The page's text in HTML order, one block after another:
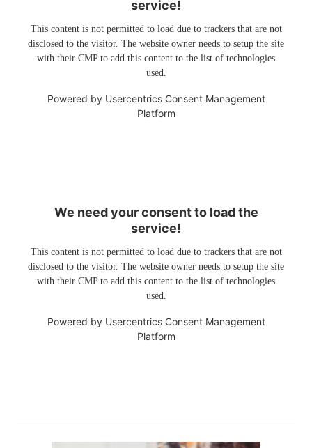
service!
This content is not permitted to load due to trackers that are not
disclosed to the visitor. The website owner needs to setup the site
with their CMP to add this content to the list of technologies
used.
Powered by Usercentrics Consent Management
Platform
We need your consent to load the
service!
This content is not permitted to load due to trackers that are not
disclosed to the visitor. The website owner needs to setup the site
with their CMP to add this content to the list of technologies
used.
Powered by Usercentrics Consent Management
Platform